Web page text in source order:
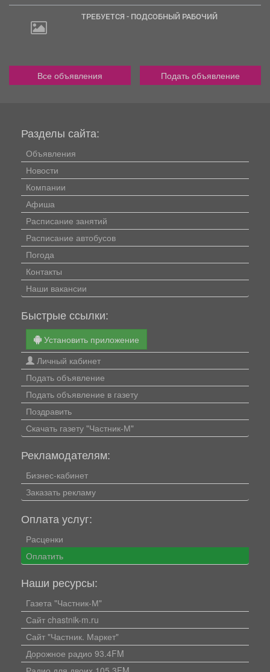
ТРЕБУЕТСЯ - ПОДСОБНЫЙ РАБОЧИЙ
Все объявления Подать объявление
Разделы сайта:
Объявления
Новости
Компании
Афиша
Расписание занятий
Расписание автобусов
Погода
Контакты
Наши вакансии
Быстрые ссылки:
Установить приложение
Личный кабинет
Подать объявление
Подать объявление в газету
Поздравить
Скачать газету "Частник-М"
Рекламодателям:
Бизнес-кабинет
Заказать рекламу
Оплата услуг:
Расценки
Оплатить
Наши ресурсы:
Газета "Частник-М"
Сайт chastnik-m.ru
Сайт "Частник. Маркет"
Дорожное радио 93.4FM